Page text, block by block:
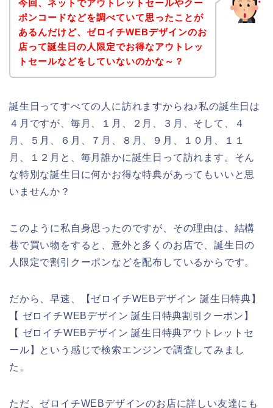
今回、ネットでアウトレットセールやクー
ポンコードなどを調べていて思ったことが
あるんだけど、ゼロイチWEBデザインのお
店って誕生日の人限定でお得なアウトレッ
トセールなどをしていないのかな～？
誕生日ってすべての人に訪れますからね♪私の誕生日は
４月ですが、毎月、１月、２月、３月、そして、４
月、５月、６月、７月、８月、９月、１０月、１１
月、１２月と、毎月誰かに誕生日って訪れます。そん
な特別な誕生日に何かお得な特典があってもいいと思
いませんか？
このように私自身思ったのですが、その理由は、結構
巷で買い物をすると、意外と多くのお店で、誕生日の
人限定で割引クーポンなどを配布しているからです。
だから、早速、【ゼロイチWEBデザイン 誕生日特典】
【 ゼロイチWEBデザイン 誕生日特典割引クーポン】
【 ゼロイチWEBデザイン 誕生日特典アウトレットセ
ール】という感じで検索エンジンで調査してみまし
た。
ただ、ゼロイチWEBデザインのお店に詳しい友達にも